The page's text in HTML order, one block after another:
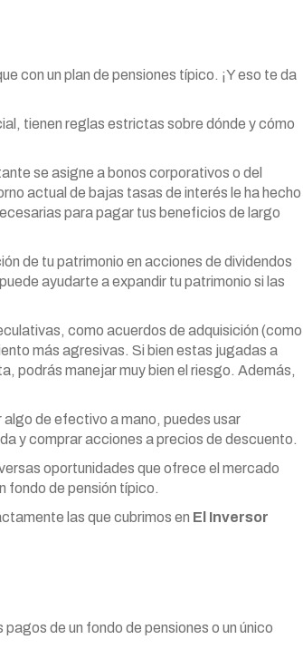
con un plan de pensiones típico. ¡Y eso te da
tienen reglas estrictas sobre dónde y cómo
se asigne a bonos corporativos o del
actual de bajas tasas de interés le ha hecho
para pagar tus beneficios de largo
de tu patrimonio en acciones de dividendos
ayudarte a expandir tu patrimonio si las
como acuerdos de adquisición (como
más agresivas. Si bien estas jugadas a
podrás manejar muy bien el riesgo. Además,
de efectivo a mano, puedes usar
y comprar acciones a precios de descuento.
oportunidades que ofrece el mercado
fondo de pensión típico.
las que cubrimos en El Inversor
de un fondo de pensiones o un único